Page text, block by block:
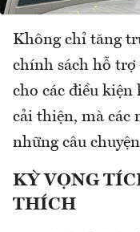
Không chỉ tăng
chính sách hỗ
cho các điều
cải thiện, mà các
những câu
KỲ VỌNG
THÍCH